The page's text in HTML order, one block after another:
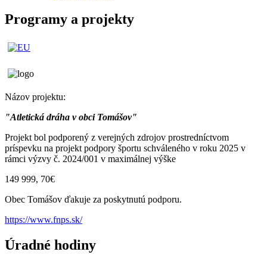
Programy a projekty
Názov projektu:
"Atletická dráha v obci Tomášov"
Projekt bol podporený z verejných zdrojov prostredníctvom
príspevku na projekt podpory športu schváleného v roku 2025 v
rámci výzvy č. 2024/001 v maximálnej výške
149 999, 70€
Obec Tomášov ďakuje za poskytnutú podporu.
https://www.fnps.sk/
Úradné hodiny